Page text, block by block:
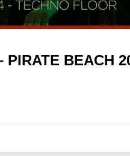
PIRATE BEACH